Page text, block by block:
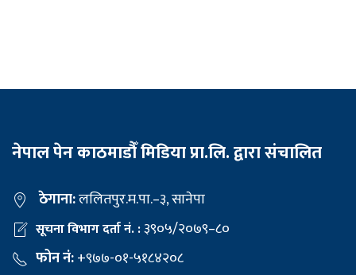
नेपाल पेन काठमाडौँ मिडिया प्रा.लि. द्वारा संचालित
ठेगाना:ललितपुर.म.पा.–३, सानेपा
सूचना विभाग दर्ता नं. :३९०५/२०७९–८०
फोन नं:+९७७-०१-५१८४२०८